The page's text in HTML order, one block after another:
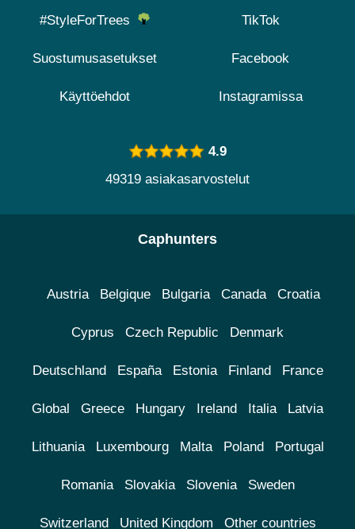
#StyleForTrees
Suostumusasetukset
Käyttöehdot
TikTok
Facebook
Instagramissa
4.9
49319 asiakasarvostelut
Caphunters
Austria Belgique Bulgaria Canada Croatia
Cyprus Czech Republic Denmark
Deutschland España Estonia Finland France
Global Greece Hungary Ireland Italia Latvia
Lithuania Luxembourg Malta Poland Portugal
Romania Slovakia Slovenia Sweden
Switzerland United Kingdom Other countries